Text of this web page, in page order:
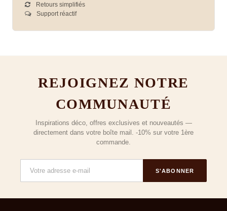
Retours simplifiés
Support réactif
REJOIGNEZ NOTRE
COMMUNAUTÉ
Inspirations déco, offres exclusives et nouveautés —
directement dans votre boîte mail. -10% sur votre 1ère
commande.
S'ABONNER